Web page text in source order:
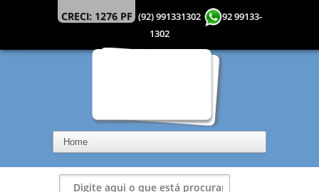
CRECI: 1276 PF (92) 991331302
92 99133-
1302